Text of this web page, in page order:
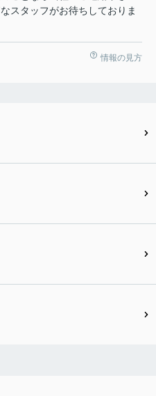
スタッフがお待ちしておりま
情報の見方